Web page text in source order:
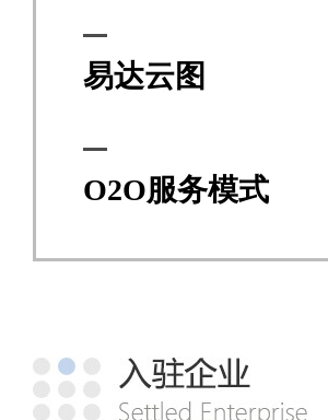
易达云图
O2O服务模式